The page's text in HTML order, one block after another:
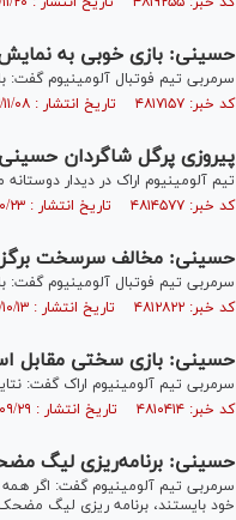
حسینی: بازی خوبی به
سرمربی تیم فوتبال آلومینیوم گفت:
کد خبر: ۴۸۱۷۱۵۷ تاریخ انتشار : ۱۴۰۳/۱۱/۰۸
پیروزی پرگل شاگردان حسینی
تیم آلومینیوم اراک در دیدار دوستانه مقابل
کد خبر: ۴۸۱۴۵۷۷ تاریخ انتشار : ۱۴۰۳/۱۰/۲۳
حسینی: مخالف سرسخت
سرمربی تیم فوتبال آلومینیوم گفت:
کد خبر: ۴۸۱۲۸۲۲ تاریخ انتشار : ۱۴۰۳/۱۰/۱۳
حسینی: بازی سختی مقابل
سرمربی تیم آلومینیوم اراک گفت:
کد خبر: ۴۸۱۰۴۱۴ تاریخ انتشار : ۱۴۰۳/۰۹/۲۹
حسینی: برنامه‌ریزی لیگ مضحک است/ به
سرمربی تیم آلومینیوم گفت: اگر همه
خود بایستند، برنامه ریزی لیگ